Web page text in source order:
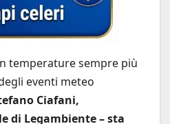
temperature sempre più
eventi meteo
Ciafani,
di Legambiente – sta